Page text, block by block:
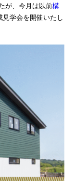
が、今月は以前構
学会を開催いたし